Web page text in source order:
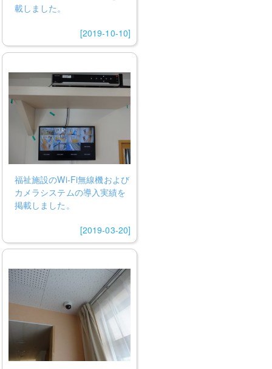
載しました。
[2019-10-10]
福祉施設のWi-Fi無線機および
カメラシステムの導入実績を
掲載しました。
[2019-03-20]